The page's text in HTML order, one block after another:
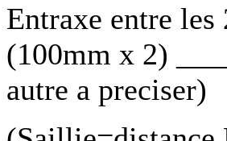
Entraxe entre
(100mm x 2)
autre a preciser)